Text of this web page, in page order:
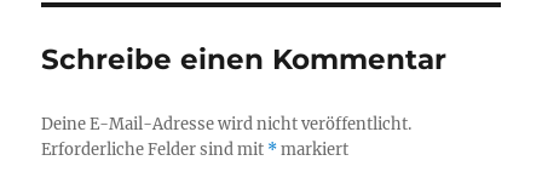
Schreibe einen Kommentar
Deine E-Mail-Adresse wird nicht veröffentlicht.
Erforderliche Felder sind mit *markiert